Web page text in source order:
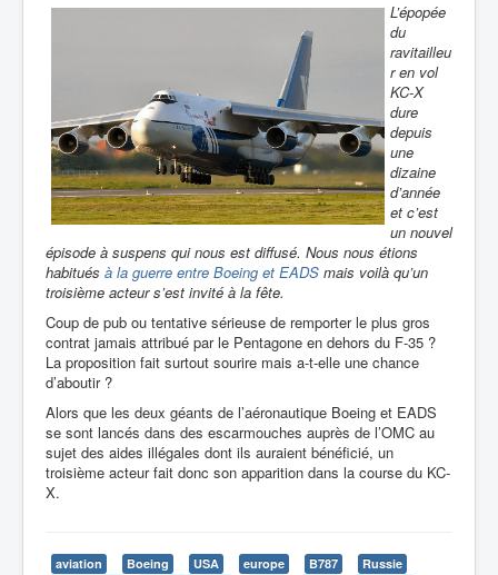
L’épopée
du
ravitailleu
r en vol
KC-X
dure
depuis
une
dizaine
d’année
et c’est
un nouvel
épisode à suspens qui nous est diffusé. Nous nous étions
habitués à la guerre entre Boeing et EADS mais voilà qu’un
troisième acteur s’est invité à la fête.
Coup de pub ou tentative sérieuse de remporter le plus gros
contrat jamais attribué par le Pentagone en dehors du F-35 ?
La proposition fait surtout sourire mais a-t-elle une chance
d’aboutir ?
Alors que les deux géants de l’aéronautique Boeing et EADS
se sont lancés dans des escarmouches auprès de l’OMC au
sujet des aides illégales dont ils auraient bénéficié, un
troisième acteur fait donc son apparition dans la course du KC-
X.
aviation Boeing USA europe B787
Russie